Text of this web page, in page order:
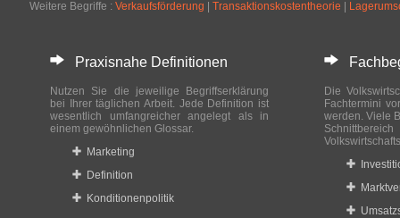
Weitere Begriffe : Verkaufsförderung Transaktionskostentheorie
Praxisnahe Definitionen
Nutzen Sie die jeweilige Begriffserklärung
bei Ihrer täglichen Arbeit. Jede Definition ist
wesentlich umfangreicher angelegt als in
einem gewöhnlichen Glossar.
Marketing
Definition
Konditionenpolitik
Die
Fachtermini
werden. Viele